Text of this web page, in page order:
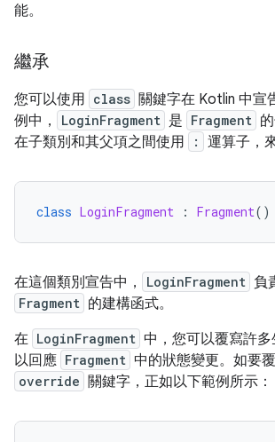
能。
繼承
您可以使用 class 關鍵字在 Kotlin 中宣
例中，
LoginFragment 是 Fragment
在子類別和其父項之間使用
: 運算子，
class LoginFragment : Fragment()
在這個類別宣告中， LoginFragment 負
Fragment 的建構函式。
在 LoginFragment 中，您可以覆寫許多
以回應 Fragment 中的狀態變更。如要
override 關鍵字，正如以下範例所示：